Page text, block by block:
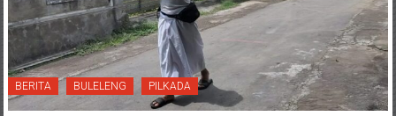
BERITA BULELENG PILKADA